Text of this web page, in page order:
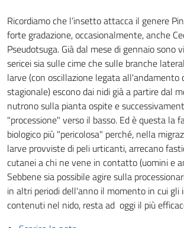
Ricordiamo che l’insetto attacca il genere
forte gradazione, occasionalmente, anche
Pseudotsuga. Già dal mese di gennaio sono
sericei sia sulle cime che sulle branche
larve (con oscillazione legata all'andamento
stagionale) escono dai nidi già a partire dal
nutrono sulla pianta ospite e
"processione" verso il basso. Ed è questa la
biologico più "pericolosa" perché, nella
larve provviste di peli urticanti, arrecano
cutanei a chi ne vene in contatto (uomini e
Sebbene sia possibile agire sulla
in altri periodi dell'anno il momento in cui gli
contenuti nel nido, resta ad oggi il più